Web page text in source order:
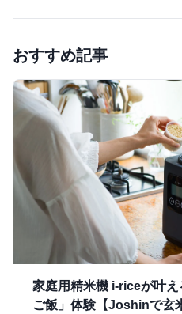
おすすめ記事
家庭用精米機 i-riceが叶
ご飯」体験【Joshinで玄